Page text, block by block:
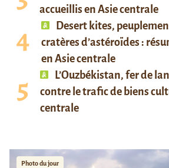
accueillis en Asie centrale
Desert kites,
cratères d’astéroïdes :
en Asie centrale
L’Ouzbékistan, fer de
contre le trafic de biens
centrale
Photo du jour